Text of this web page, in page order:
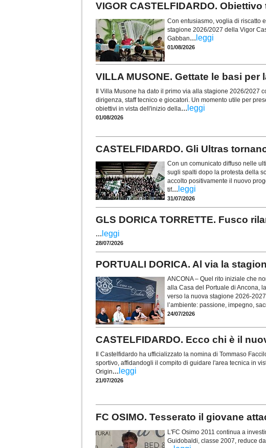
VIGOR CASTELFIDARDO.
Con entusiasmo, voglia di riscatto
stagione 2026/2027 della Vigor
Gabban... leggi
01/08/2026
VILLA MUSONE. Gettate le basi per
Il Villa Musone ha dato il primo via alla stagione 2026/2027
dirigenza, staff tecnico e giocatori. Un momento utile per
obiettivi in vista dell'inizio della... leggi
01/08/2026
CASTELFIDARDO. Gli Ultras
Con un comunicato diffuso nelle
sugli spalti dopo la protesta della
accolto positivamente il nuovo
tif... leggi
31/07/2026
GLS DORICA TORRETTE. Fusco
... leggi
28/07/2026
PORTUALI DORICA. Al via la
ANCONA – Quel rito iniziale che
alla Casa del Portuale di Ancona,
verso la nuova stagione 2026-
l’ambiente: passione, impegno,
24/07/2026
CASTELFIDARDO. Ecco chi è il
Il Castelfidardo ha ufficializzato la nomina di Tommaso
sportivo, affidandogli il compito di guidare l'area tecnica in
Origin... leggi
21/07/2026
FC OSIMO. Tesserato il giovane
L'FC Osimo 2011 continua a
Guidobaldi, classe 2007, reduce